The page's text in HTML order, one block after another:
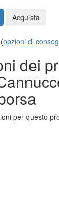
Acquista
(opzioni di
dei
per questo